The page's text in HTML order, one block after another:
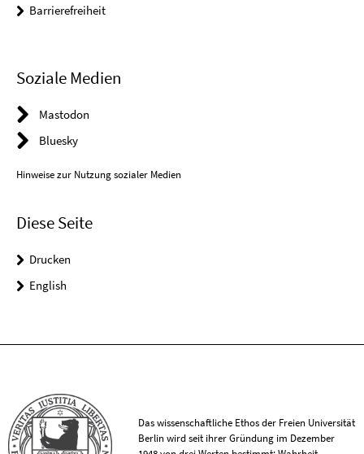
Barrierefreiheit
Soziale Medien
Mastodon
Bluesky
Hinweise zur Nutzung sozialer Medien
Diese Seite
Drucken
English
Das wissenschaftliche Ethos der Freien Universität
Berlin wird seit ihrer Gründung im Dezember